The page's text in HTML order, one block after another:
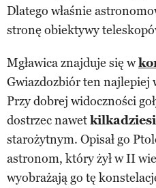
Dlatego właśnie
stronę obiektywy
Mgławica znajduje się w
Gwiazdozbiór ten najlepiej
Przy dobrej widoczności
dostrzec nawet
starożytnym. Opisał go
astronom, który żył w II
wyobrażają go tę